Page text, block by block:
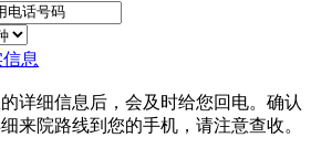
息
的详细信息后，会及时给您回电。确认
来院路线到您的手机，请注意查收。